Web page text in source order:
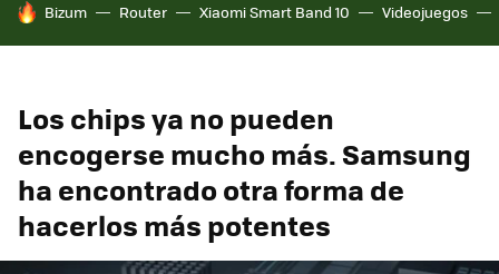
HOY SE HABLA DE
Bizum Router Xiaomi Smart Band 10 Videojuegos
Los chips ya no pueden
encogerse mucho más. Samsung
ha encontrado otra forma de
hacerlos más potentes